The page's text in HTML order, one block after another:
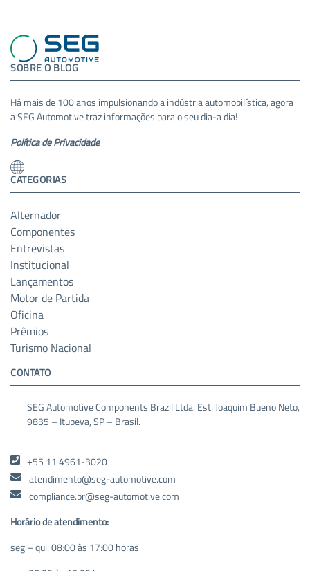
SOBRE O BLOG
Há mais de 100 anos impulsionando a indústria automobilística, agora
a SEG Automotive traz informações para o seu dia-a dia!
Política de Privacidade
CATEGORIAS
Alternador
Componentes
Entrevistas
Institucional
Lançamentos
Motor de Partida
Oficina
Prêmios
Turismo Nacional
CONTATO
SEG Automotive Components Brazil Ltda. Est. Joaquim Bueno Neto,
9835 – Itupeva, SP – Brasil.
+55 11 4961-3020
atendimento@seg-automotive.com
compliance.br@seg-automotive.com
Horário de atendimento:
seg – qui: 08:00 às 17:00 horas